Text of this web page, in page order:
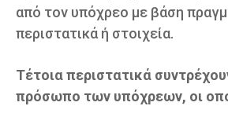
από τον υπόχρεο με βάση
περιστατικά ή στοιχεία.
Τέτοια περιστατικά
πρόσωπο των υπόχρεων, οι